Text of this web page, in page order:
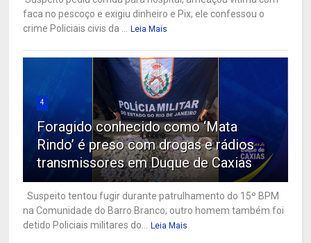
faca no pescoço e exigiu dinheiro e Pix; ele confessou o
crime Policiais civis da ...
Leia Mais
4
Foragido conhecido como ‘Mata
Rindo’ é preso com drogas e rádios
transmissores em Duque de Caxias
Suspeito tentou fugir durante patrulhamento do 15º BPM
na Comunidade do Barro Branco; outro homem também foi
detido Policiais militares do...
Leia Mais